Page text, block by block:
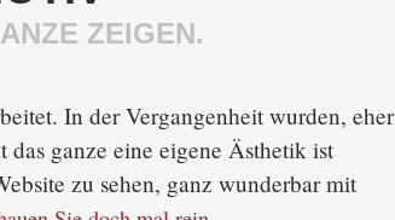
ZEIGEN.
In der Vergangenheit wurden, eher
ganze eine eigene Ästhetik ist
zu sehen, ganz wunderbar mit